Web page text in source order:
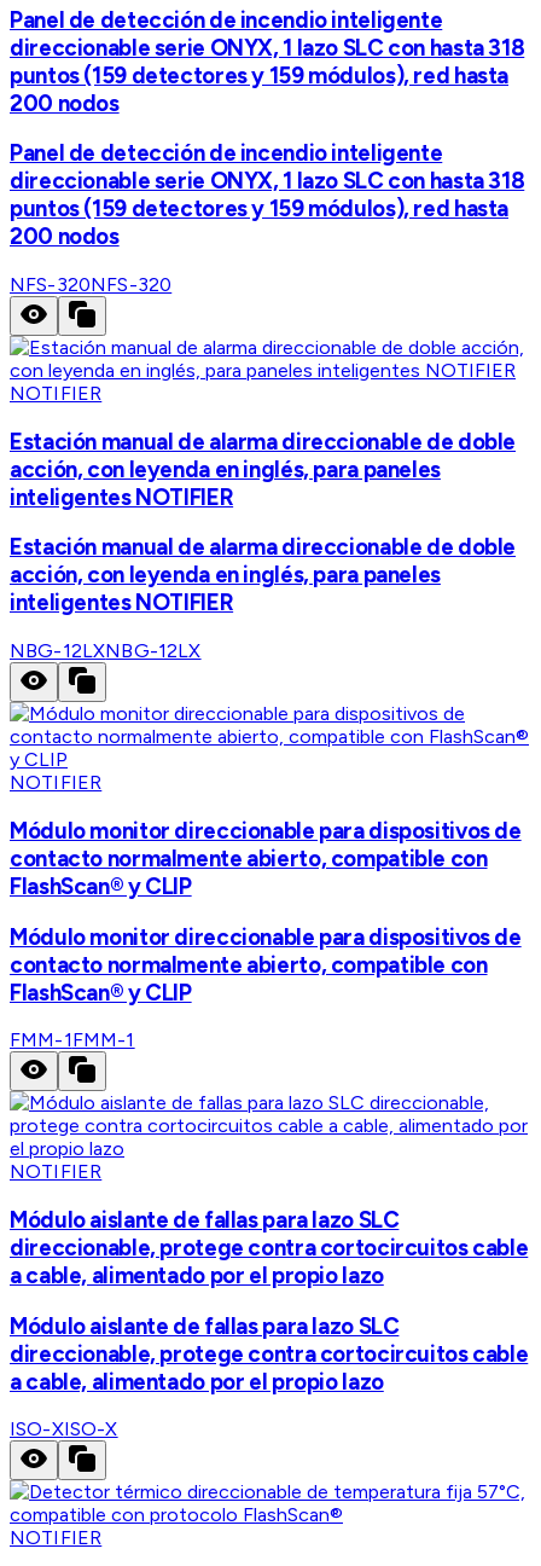
Panel de detección de incendio inteligente
direccionable serie ONYX, 1 lazo SLC con hasta 318
puntos (159 detectores y 159 módulos), red hasta
200 nodos
Panel de detección de incendio inteligente
direccionable serie ONYX, 1 lazo SLC con hasta 318
puntos (159 detectores y 159 módulos), red hasta
200 nodos
NFS-320NFS-320
NOTIFIER
Estación manual de alarma direccionable de doble
acción, con leyenda en inglés, para paneles
inteligentes NOTIFIER
Estación manual de alarma direccionable de doble
acción, con leyenda en inglés, para paneles
inteligentes NOTIFIER
NBG-12LXNBG-12LX
NOTIFIER
Módulo monitor direccionable para dispositivos de
contacto normalmente abierto, compatible con
FlashScan® y CLIP
Módulo monitor direccionable para dispositivos de
contacto normalmente abierto, compatible con
FlashScan® y CLIP
FMM-1FMM-1
NOTIFIER
Módulo aislante de fallas para lazo SLC
direccionable, protege contra cortocircuitos cable
a cable, alimentado por el propio lazo
Módulo aislante de fallas para lazo SLC
direccionable, protege contra cortocircuitos cable
a cable, alimentado por el propio lazo
ISO-XISO-X
NOTIFIER